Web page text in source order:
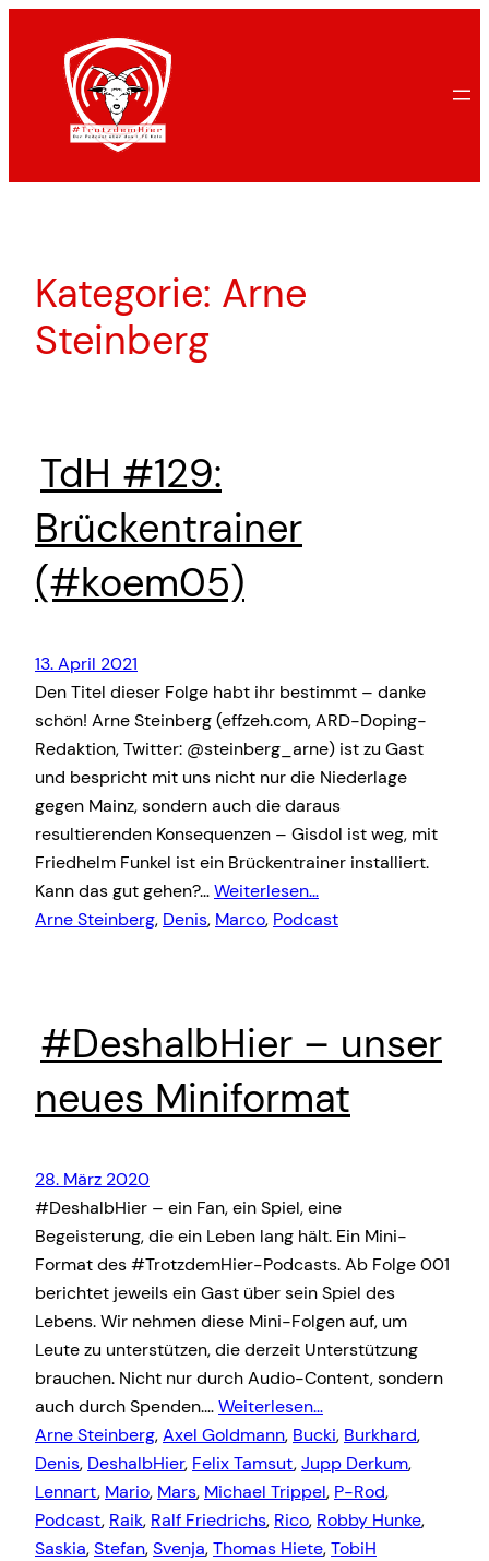
springen
Kategorie: Arne
Steinberg
TdH #129:
Brückentrainer
(#koem05)
13. April 2021
Den Titel dieser Folge habt ihr bestimmt – danke
schön! Arne Steinberg (effzeh.com, ARD-Doping-
Redaktion, Twitter: @steinberg_arne) ist zu Gast
und bespricht mit uns nicht nur die Niederlage
gegen Mainz, sondern auch die daraus
resultierenden Konsequenzen – Gisdol ist weg, mit
Friedhelm Funkel ist ein Brückentrainer installiert.
Kann das gut gehen?…Weiterlesen…
Arne Steinberg, Denis, Marco, Podcast
#DeshalbHier – unser
neues Miniformat
28. März 2020
#DeshalbHier – ein Fan, ein Spiel, eine
Begeisterung, die ein Leben lang hält. Ein Mini-
Format des #TrotzdemHier-Podcasts. Ab Folge 001
berichtet jeweils ein Gast über sein Spiel des
Lebens. Wir nehmen diese Mini-Folgen auf, um
Leute zu unterstützen, die derzeit Unterstützung
brauchen. Nicht nur durch Audio-Content, sondern
auch durch Spenden.…Weiterlesen…
Arne Steinberg, Axel Goldmann, Bucki, Burkhard
Denis, DeshalbHier, Felix Tamsut, Jupp Derkum
Lennart, Mario, Mars, Michael Trippel, P-Rod
Podcast, Raik, Ralf Friedrichs, Rico, Robby Hunke
Saskia, Stefan, Svenja, Thomas Hiete, TobiH